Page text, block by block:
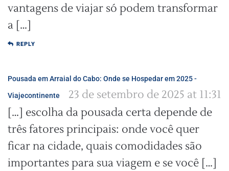
vantagens de viajar só podem transformar
a […]
REPLY
Pousada em Arraial do Cabo: Onde se Hospedar em 2025 -
Viajecontinente
23 de setembro de 2025 at 11:31
[…] escolha da pousada certa depende de
três fatores principais: onde você quer
ficar na cidade, quais comodidades são
importantes para sua viagem e se você […]